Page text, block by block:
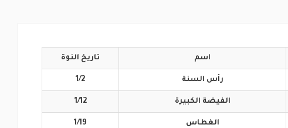
اسم تاريخ النوة
رأس السنة 1/2
الفيضة الكبيرة 1/12
الغطاس 1/19